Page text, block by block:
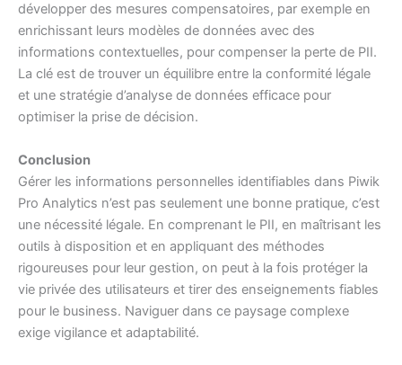
développer des mesures compensatoires, par exemple en
enrichissant leurs modèles de données avec des
informations contextuelles, pour compenser la perte de PII.
La clé est de trouver un équilibre entre la conformité légale
et une stratégie d’analyse de données efficace pour
optimiser la prise de décision.
Conclusion
Gérer les informations personnelles identifiables dans Piwik
Pro Analytics n’est pas seulement une bonne pratique, c’est
une nécessité légale. En comprenant le PII, en maîtrisant les
outils à disposition et en appliquant des méthodes
rigoureuses pour leur gestion, on peut à la fois protéger la
vie privée des utilisateurs et tirer des enseignements fiables
pour le business. Naviguer dans ce paysage complexe
exige vigilance et adaptabilité.